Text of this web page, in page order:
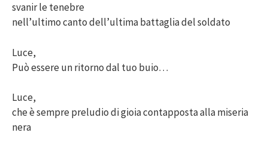
svanir le tenebre
nell’ultimo canto dell’ultima battaglia del soldato
Luce,
Può essere un ritorno dal tuo buio…
Luce,
che è sempre preludio di gioia contapposta alla miseria
nera